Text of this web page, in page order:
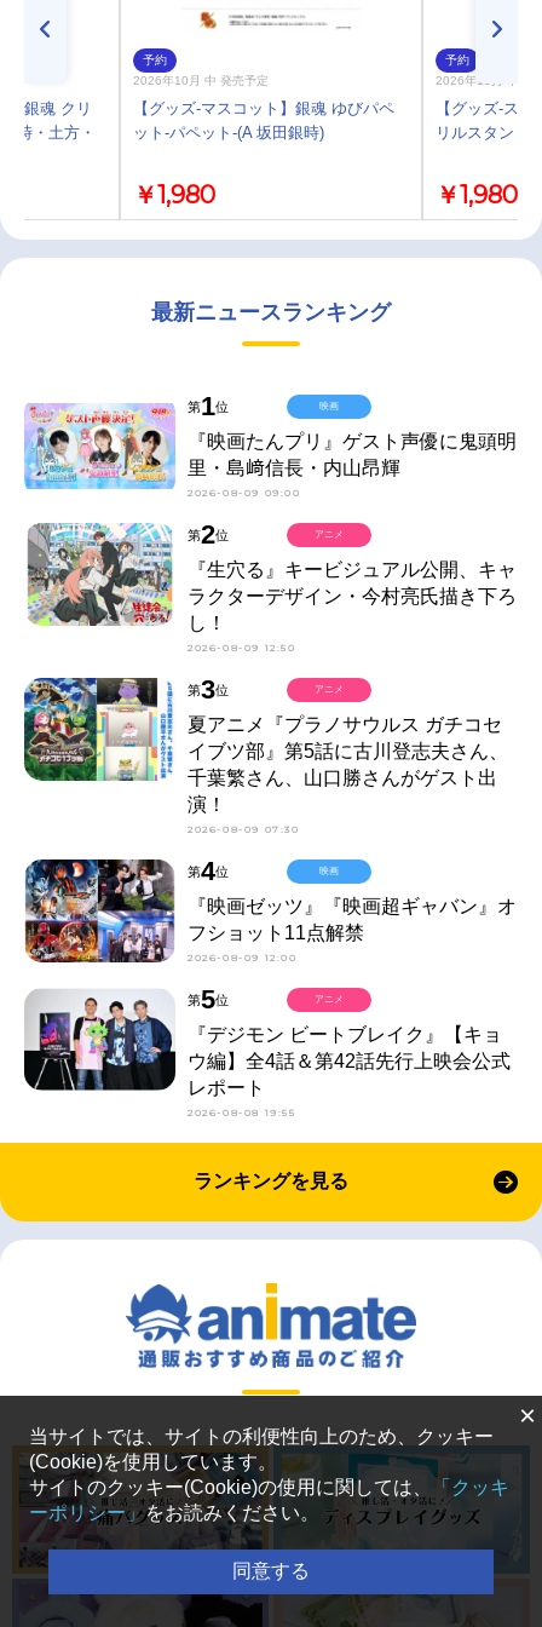
】銀魂 クリ
時・土方・
予約
2026年10月 中 発売予定
【グッズ-マスコット】銀魂 ゆびパペ
ット-パペット-(A 坂田銀時)
￥1,980
予約
2026年10月 中 発
【グッズ-ス
リルスタンド-
￥1,980
最新ニュースランキング
第1位
『映画たんプリ』ゲスト声優に鬼頭明
里・島﨑信長・内山昂輝
2026-08-09 09:00
映画
第2位
『生穴る』キービジュアル公開、キャ
ラクターデザイン・今村亮氏描き下ろ
し！
2026-08-09 12:50
アニメ
第3位
夏アニメ『プラノサウルス ガチコセ
イブツ部』第5話に古川登志夫さん、
千葉繁さん、山口勝さんがゲスト出
演！
2026-08-09 07:30
アニメ
第4位
『映画ゼッツ』『映画超ギャバン』オ
フショット11点解禁
2026-08-09 12:00
映画
第5位
『デジモン ビートブレイク』【キョ
ウ編】全4話＆第42話先行上映会公式
レポート
2026-08-08 19:55
アニメ
ランキングを見る
×
当サイトでは、サイトの利便性向上のため、クッキー
(Cookie)を使用しています。
サイトのクッキー(Cookie)の使用に関しては、
「クッキ
ーポリシー」をお読みください。
同意する